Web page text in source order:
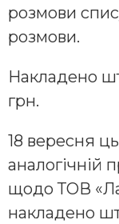
розмови
розмови.
Накладено
грн.
18 вересня
аналогічній
щодо ТОВ
накладено